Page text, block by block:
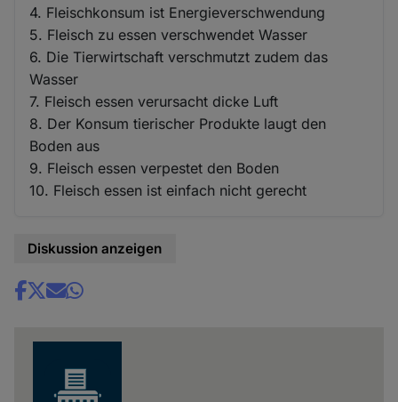
4. Fleischkonsum ist Energieverschwendung
5. Fleisch zu essen verschwendet Wasser
6. Die Tierwirtschaft verschmutzt zudem das
Wasser
7. Fleisch essen verursacht dicke Luft
8. Der Konsum tierischer Produkte laugt den
Boden aus
9. Fleisch essen verpestet den Boden
10. Fleisch essen ist einfach nicht gerecht
Diskussion anzeigen
Share